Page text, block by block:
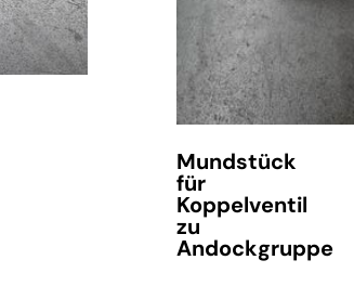
Mundstück
für
Koppelventil
zu
Andockgruppe